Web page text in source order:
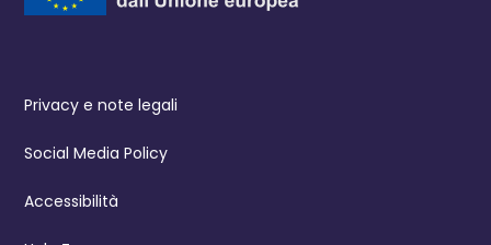
Privacy e note legali
Social Media Policy
Accessibilità